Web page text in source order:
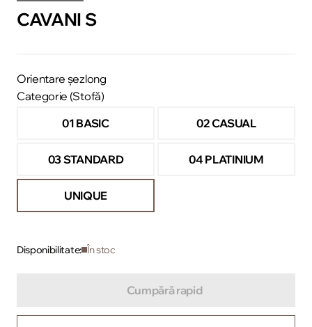
CAVANI S
Orientare șezlong
Categorie (Stofă)
01 BASIC
02 CASUAL
03 STANDARD 04 PLATINIUM
UNIQUE
Disponibilitate: În stoc
Cumpără rapid